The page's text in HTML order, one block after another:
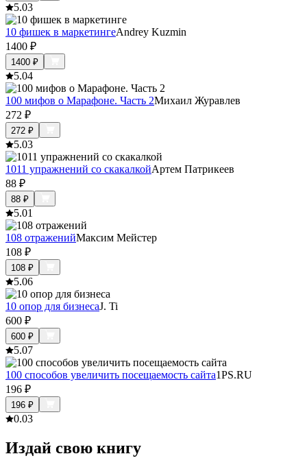
5.03
10 фишек в маркетингеAndrey Kuzmin
1400 ₽
1400 ₽
5.04
100 мифов о Марафоне. Часть 2Михаил Журавлев
272 ₽
272 ₽
5.03
1011 упражнений со скакалкойАртем Патрикеев
88 ₽
88 ₽
5.01
108 отраженийМаксим Мейстер
108 ₽
108 ₽
5.06
10 опор для бизнесаJ. Ti
600 ₽
600 ₽
5.07
100 способов увеличить посещаемость сайта1PS.RU
196 ₽
196 ₽
0.03
Издай свою книгу